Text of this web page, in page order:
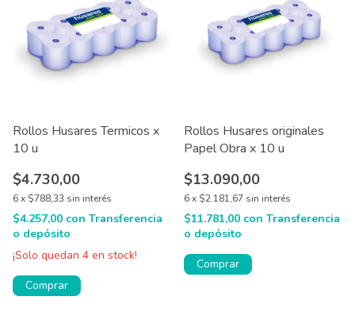
Rollos Husares Termicos x
10 u
$4.730,00
6x $788,33 sin interés
$4.257,00 con Transferencia
o depósito
¡Solo quedan 4 en stock!
Comprar
Rollos Husares originales
Papel Obra x 10 u
$13.090,00
6x $2.181,67 sin interés
$11.781,00 con Transferencia
o depósito
Comprar